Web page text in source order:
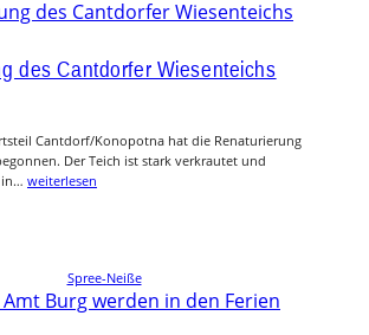
des Cantdorfer Wiesenteichs
Cantdorf/Konopotna hat die Renaturierung
Der Teich ist stark verkrautet und
in… weiterlesen
Spree-Neiße